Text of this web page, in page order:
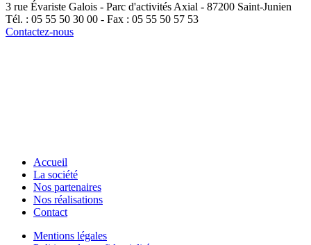
3 rue Évariste Galois - Parc d'activités Axial - 87200 Saint-Junien
Tél. : 05 55 50 30 00 - Fax : 05 55 50 57 53
Contactez-nous
Accueil
La société
Nos partenaires
Nos réalisations
Contact
Mentions légales